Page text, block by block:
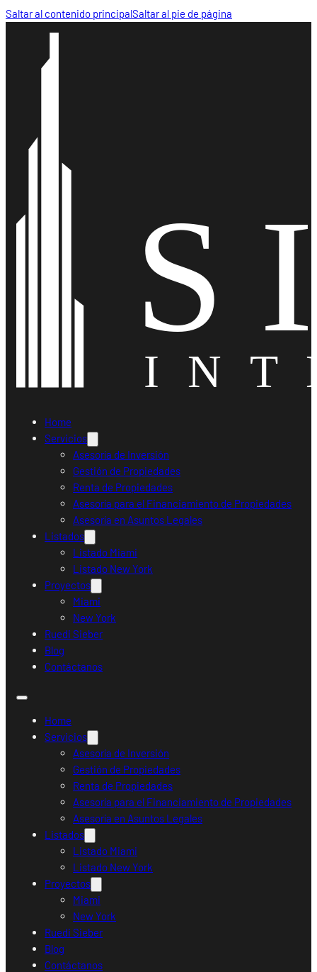
Saltar al contenido principalSaltar al pie de página
Home
Servicios
Asesoría de Inversión
Gestión de Propiedades
Renta de Propiedades
Asesoría para el Financiamiento de Propiedades
Asesoría en Asuntos Legales
Listados
Listado Miami
Listado New York
Proyectos
Miami
New York
Ruedi Sieber
Blog
Contáctanos
Home
Servicios
Asesoría de Inversión
Gestión de Propiedades
Renta de Propiedades
Asesoría para el Financiamiento de Propiedades
Asesoría en Asuntos Legales
Listados
Listado Miami
Listado New York
Proyectos
Miami
New York
Ruedi Sieber
Blog
Contáctanos